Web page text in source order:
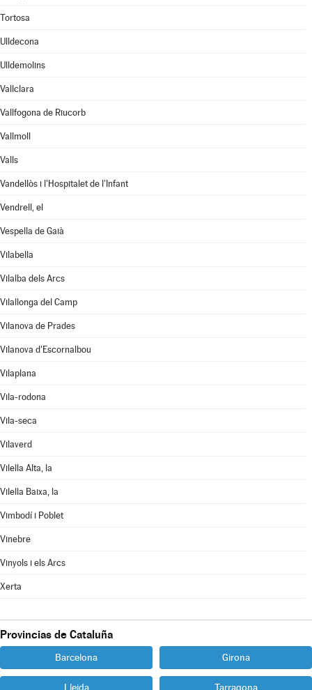
Tortosa
Ulldecona
Ulldemolins
Vallclara
Vallfogona de Riucorb
Vallmoll
Valls
Vandellòs i l'Hospitalet de l'Infant
Vendrell, el
Vespella de Gaià
Vilabella
Vilalba dels Arcs
Vilallonga del Camp
Vilanova de Prades
Vilanova d'Escornalbou
Vilaplana
Vila-rodona
Vila-seca
Vilaverd
Vilella Alta, la
Vilella Baixa, la
Vimbodí i Poblet
Vinebre
Vinyols i els Arcs
Xerta
Provincias de Cataluña
Barcelona Girona
Lleida Tarragona